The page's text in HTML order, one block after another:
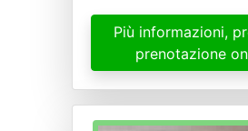
Più informazioni,
prenotazione